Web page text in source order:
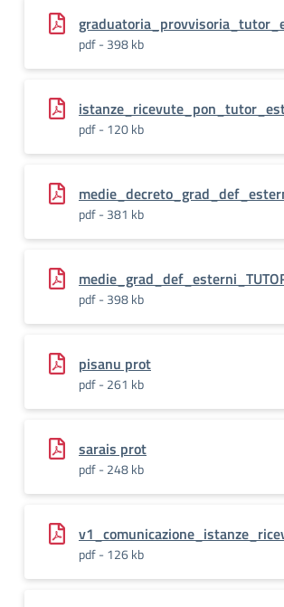
pdf - 398 kb
pdf - 120 kb
pdf - 381 kb
pdf - 398 kb
pisanu prot
pdf - 261 kb
sarais prot
pdf - 248 kb
pdf - 126 kb